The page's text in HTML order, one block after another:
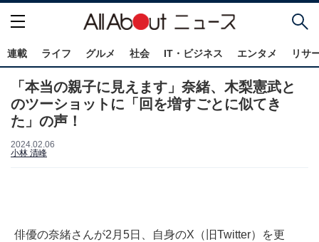
連載 ライフ グルメ 社会 IT・ビジネス エンタメ リサ
「本当の親子に見えます」奈緒、木梨憲武と
のツーショットに「回を増すごとに似てき
た」の声！
2024.02.06
小林 清峰
俳優の奈緒さんが2月5日、自身のX（旧Twitter）を更